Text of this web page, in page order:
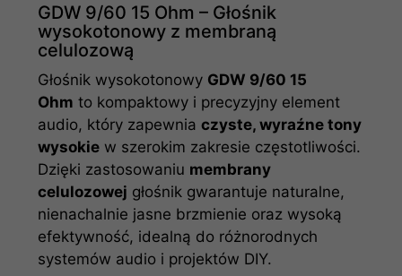
GDW 9/60 15 Ohm – Głośnik
wysokotonowy z membraną
celulozową
Głośnik wysokotonowy GDW 9/60 15
Ohm to kompaktowy i precyzyjny element
audio, który zapewniaczyste, wyraźne tony
wysokie w szerokim zakresie częstotliwości.
Dzięki zastosowaniu membrany
celulozowej głośnik gwarantuje naturalne,
nienachalnie jasne brzmienie oraz wysoką
efektywność, idealną do różnorodnych
systemów audio i projektów DIY.